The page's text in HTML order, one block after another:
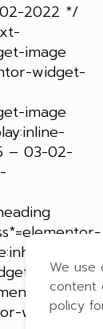
2022 */
image
widget-
image
– 03-02-
heading
size-
widget-
We use
content
policy